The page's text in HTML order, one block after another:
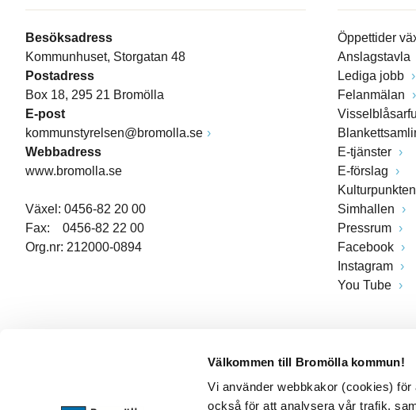
Välkommen till Bromölla kommun!
Vi använder webbkakor (cookies)
också för att analysera vår trafik,
Besöksadress
Kommunhuset, Storgatan 48
Postadress
Box 18, 295 21 Bromölla
E-post
kommunstyrelsen@bromolla.se
Webbadress
www.bromolla.se
Växel: 0456-82 20 00
Fax: 0456-82 22 00
Org.nr: 212000-0894
Öppettider
Anslagstavla
Lediga jobb
Felanmälan
E-tjänster
E-förslag
Kulturpunkten
Simhallen
Pressrum
Facebook
Instagram
You Tube